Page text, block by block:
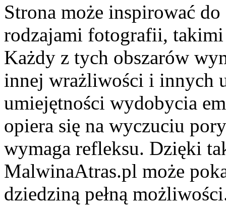
Strona może inspirować
rodzajami fotografii,
Każdy z tych obszarów
innej wrażliwości i innych
umiejętności wydobycia
opiera się na wyczuciu
wymaga refleksu. Dzięki
MalwinaAtras.pl może
dziedziną pełną